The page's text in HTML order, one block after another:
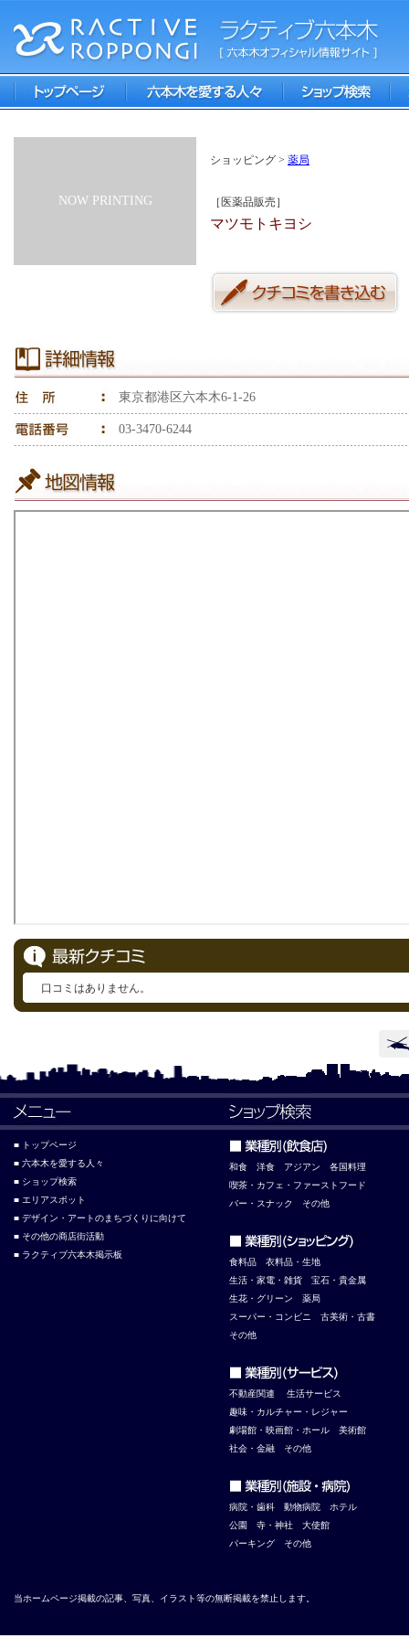
NOW PRINTING
ショッピング > 薬局
［医薬品販売］
マツモトキヨシ
東京都港区六本木6-1-26
03-3470-6244
口コミはありません。
■ トップページ
■ 六本木を愛する人々
■ ショップ検索
■ エリアスポット
■ デザイン・アートのまちづくりに向けて
■ その他の商店街活動
■ ラクティブ六本木掲示板
和食 洋食 アジアン
各国料理
喫茶・カフェ・ファーストフード
バー・スナック
その他
食料品
衣料品・生地
生活・家電・雑貨
宝石・貴金属
生花・グリーン
薬局
スーパー・コンビニ
古美術・古書
その他
不動産関連
生活サービス
趣味・カルチャー・レジャー
劇場館・映画館・ホール
美術館
社会・金融
その他
病院・歯科 動物病院
ホテル
公園
寺・神社
大使館
パーキング
その他
当ホームページ掲載の記事、写真、イラスト等の無断掲載を禁止します。